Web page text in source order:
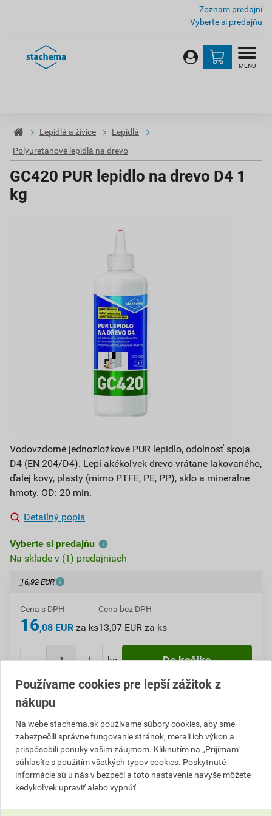
Zoznam predajní
Vyberte si predajňu
MENU
Lepidlá a živice
Lepidlá
Polyuretánové lepidlá na drevo
GC420 PUR lepidlo na drevo D4 1
kg
Vodovzdorné jednozložkové PUR lepidlo, odolnosť spoja
D4 (EN 204/D4). Lepí akékoľvek drevo vrátane lakovaného,
ďalej kovy, plasty (mimo PTFE, PE, PP), sklo a minerálne
hmoty. OD: 20 min.
Detailný popis
Vyberte si predajňu
Na sklade v (1) predajniach
16,92 EUR
Cena s DPH
16,08 EUR za ks
Cena bez DPH
13,07 EUR za ks
ks Do košíka
Do košíku pridáte
13,07
Číslo položky:A917007
Katalógový kód: SBT8V
VýrobcaStachema
Popis
Používame cookies pre lepší zážitok z
nákupu
Na webe stachema.sk používame súbory cookies, aby sme
zabezpečili správne fungovanie stránok, merali ich výkon a
prispôsobili ponuky vašim záujmom. Kliknutím na „Prijímam"
súhlasíte s použitím všetkých typov cookies. Poskytnuté
informácie sú u nás v bezpečí a toto nastavenie navyše môžete
kedykoľvek upraviť alebo vypnúť.